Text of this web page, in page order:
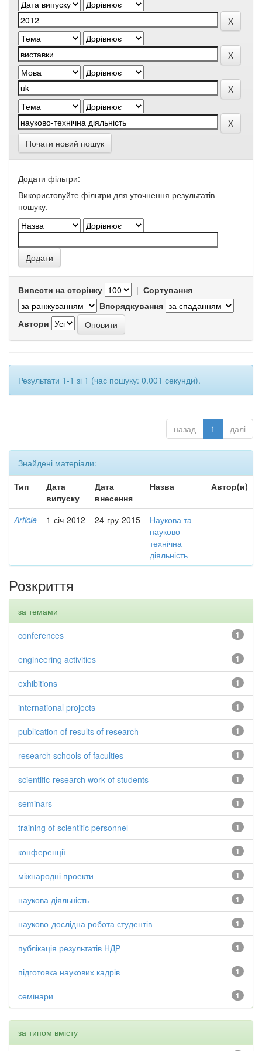
Почати новий пошук
Додати фільтри:
Використовуйте фільтри для уточнення результатів
пошуку.
Вивести на сторінку | Сортування
Впорядкування
Автори
Результати 1-1 зі 1 (час пошуку: 0.001 секунди).
назад 1 далі
Знайдені матеріали:
Тип
Дата
випуску
Дата
внесення
Назва Автор(и)
Article 1-січ-2012 24-гру-2015
Наукова та
науково-
технічна
діяльність
-
Розкриття
за темами
1
conferences
1
engineering activities
1
exhibitions
1
international projects
1
publication of results of research
1
research schools of faculties
1
scientific-research work of students
1
seminars
1
training of scientific personnel
1
конференції
1
міжнародні проекти
1
наукова діяльність
1
науково-дослідна робота студентів
1
публікація результатів НДР
1
підготовка наукових кадрів
1
семінари
за типом вмісту